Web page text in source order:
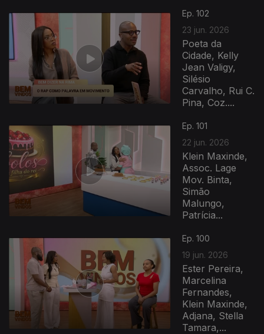
Ep. 102
23 jun. 2026
Poeta da
Cidade, Kelly
Jean Valigy,
Silésio
Carvalho, Rui C.
Pina, Coz....
Ep. 101
22 jun. 2026
Klein Maxinde,
Assoc. Lage
Mov. Binta,
Simão
Malungo,
Patrícia...
Ep. 100
19 jun. 2026
Ester Pereira,
Marcelina
Fernandes,
Klein Maxinde,
Adjana, Stella
Tamara,...